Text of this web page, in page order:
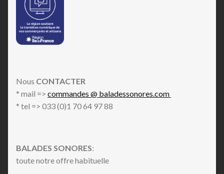
Nous CONTACTER
* mail => commandes @ baladessonores.com
* tel => 033 (0)1 70 64 97 88
BALADES SONORES:
toute notre offre habituelle